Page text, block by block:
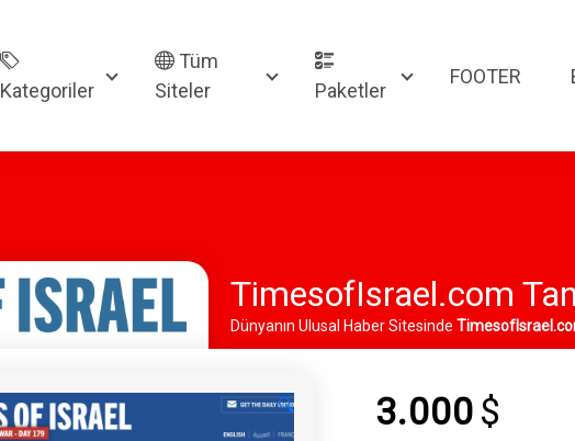
Kategoriler
Tüm
Siteler
Paketler
FOOTER
TimesofIsrael.com
Dünyanın Ulusal Haber Sitesinde
Hizmeti Alabilirsiniz.
🔍 3.000 $